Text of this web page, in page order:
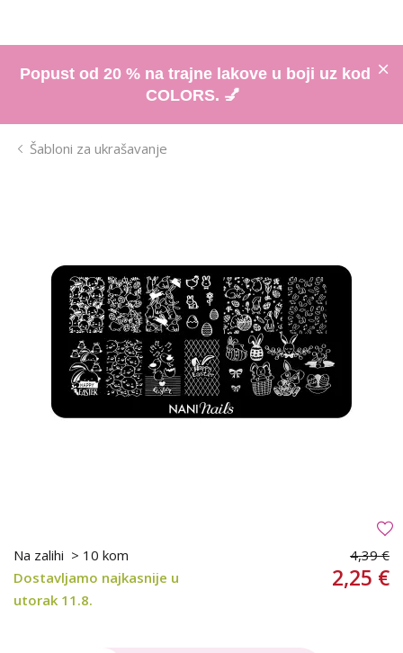
Popust od 20 % na trajne lakove u boji uz kod
COLORS. 💅
Šabloni za ukrašavanje
Na zalihi > 10 kom
Dostavljamo najkasnije u
utorak 11.8.
4,39 €
2,25 €